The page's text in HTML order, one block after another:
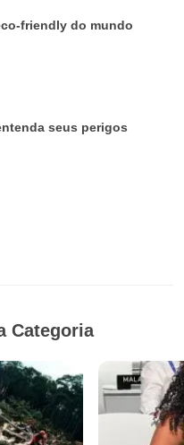
friendly do mundo
seus perigos
Categoria